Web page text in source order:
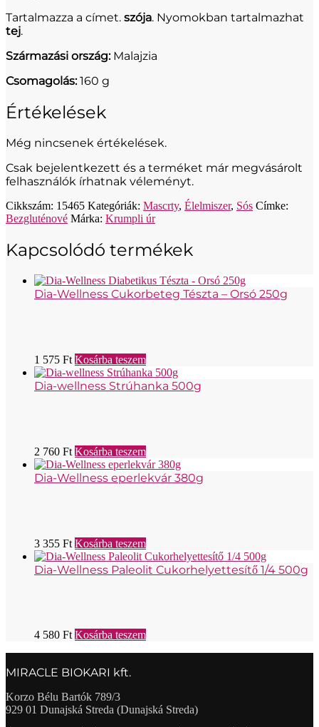
Tartalmazza a címet. szója. Nyomokban tartalmazhat
tej.
Származási ország:Malajzia
Csomagolás:160 g
Értékelések
Még nincsenek értékelések.
Csak bejelentkezett és a terméket már megvásárolt
felhasználók írhatnak véleményt.
Cikkszám: 15465 Kategóriák: Mascrty, Élelmiszer, Sós Címke:
Bezgluténové Márka: Krumpli úr
Kapcsolódó termékek
Dia-Wellness Cukorbeteg Tészta – Orsó 250g
1 575 Ft Kosárba teszem
Dia-wellness Strúhanka 500g
2 760 Ft Kosárba teszem
Dia-Wellness eperlekvár 380g
3 355 Ft Kosárba teszem
Dia-Wellness Paleolit Cukorhelyettesítő 1/4 500g
4 580 Ft Kosárba teszem
MIRACLE BIOKARI kft.
Korzo Bélu Bartók 789/3
929 01 Dunajská Streda (Dunajská Streda)